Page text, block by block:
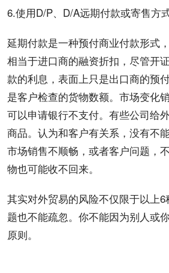
6.使用D/P、D/A远期付款或寄售方
延期付款是一种预付商业付款形式
相当于进口商的融资折扣，尽管开
款的利息，表面上只是出口商的预
是客户检查的货物数额。市场变化
可以申请银行不支付。有些公司给
商品。认为和客户有关系，没有不
市场销售不顺畅，或者客户问题，
物也可能收不回来。
其实对外贸易的风险不仅限于以上
题也不能疏忽。你不能因为别人或
原则。